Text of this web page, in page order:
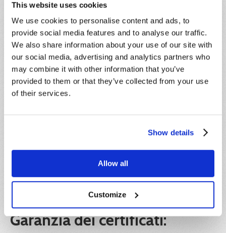
This website uses cookies
We use cookies to personalise content and ads, to
provide social media features and to analyse our traffic.
We also share information about your use of our site with
our social media, advertising and analytics partners who
may combine it with other information that you’ve
provided to them or that they’ve collected from your use
of their services.
Show details
Allow all
Customize
composta da un massimo di 30 partecipanti. Chi
vuole rinunciare alla partecipazione, pur avendo già
effettuato il pagamento, dovrà darne
comunicazione scritta entro e non oltre 5 giorni
antecedenti la data di inizio del corso,
indipendentemente dalla motivazione della
rinuncia. L’importo corrisposto sarà convertito in
credito formativo, utilizzabile entro l’anno solare di
riferimento.
IVA:
Il prezzo indicato è esente IVA ai sensi dell'articolo
10, n. 20) del D.P.R. 26 ottobre 1972, n. 633.
Ente formatore:
Hideea SRL, in collaborazione con Xplica SRL, Ente
di formazione accreditato Regione Lazio e
certificato ISO 9001.
Garanzia dei certificati: